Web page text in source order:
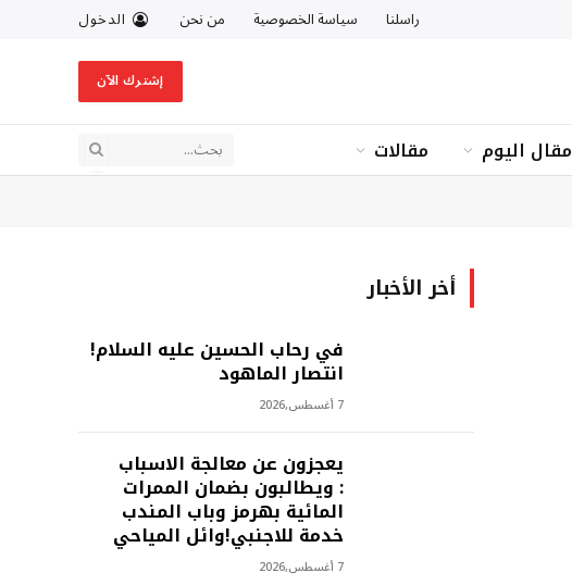
راسلنا سياسة الخصوصية من نحن الدخول
إشترك الآن
مقال اليوم مقالات
أخر الأخبار
في رحاب الحسين عليه السلام!
انتصار الماهود
7 أغسطس,2026
يعجزون عن معالجة الاسباب
: ويطالبون بضمان الممرات
المائية بهرمز وباب المندب
خدمة للاجنبي!وائل المياحي
7 أغسطس,2026